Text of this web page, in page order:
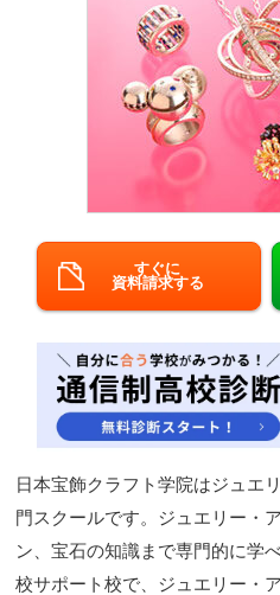
すぐに
資料請求する
日本宝飾クラフト学院はジュエ
門スクールです。ジュエリー・
ン、宝石の知識まで専門的に学
校サポート校で、ジュエリー・